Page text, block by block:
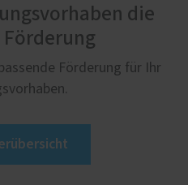
die
Förderung
Förderung für Ihr